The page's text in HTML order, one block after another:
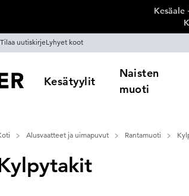
Kesäale
Tilaa uutiskirjeLyhyet koot
Kesätyylit
Naisten
muoti
Alusvaatteet ja uimapuvut Rantamuoti